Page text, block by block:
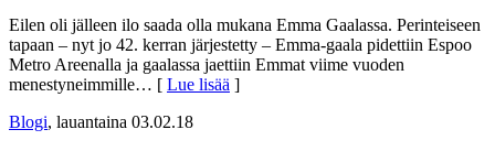
Eilen oli jälleen ilo saada olla mukana Emma Gaalassa. Perinteiseen
tapaan – nyt jo 42. kerran järjestetty – Emma-gaala pidettiin Espoo
Metro Areenalla ja gaalassa jaettiin Emmat viime vuoden
menestyneimmille… [ Lue lisää ]
Blogi, lauantaina 03.02.18